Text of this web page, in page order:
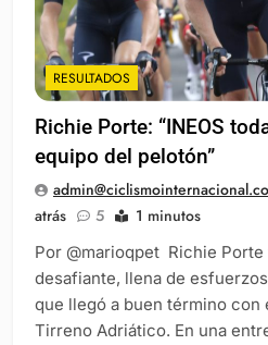
RESULTADOS
Richie Porte: “INEOS
equipo del pelotón”
atrás
5 1 minutos
Por @marioqpet Richie
desafiante, llena de
que llegó a buen término con
Tirreno Adriático. En una